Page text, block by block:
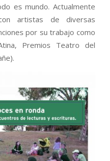
es mundo. Actualmente
artistas de diversas
por su trabajo como
Premios Teatro del